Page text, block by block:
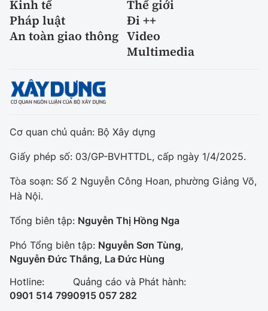
Kinh tế
Thế giới
Pháp luật
Đi ++
An toàn giao thông Video
Multimedia
Cơ quan chủ quản: Bộ Xây dựng
Giấy phép số: 03/GP-BVHTTDL, cấp ngày 1/4/2025.
Tòa soạn: Số 2 Nguyễn Công Hoan, phường Giảng Võ,
Hà Nội.
Tổng biên tập: Nguyễn Thị Hồng Nga
Phó Tổng biên tập: Nguyễn Sơn Tùng,
Nguyễn Đức Thắng, La Đức Hùng
Hotline:
0901 514 799
Quảng cáo và Phát hành:
0915 057 282